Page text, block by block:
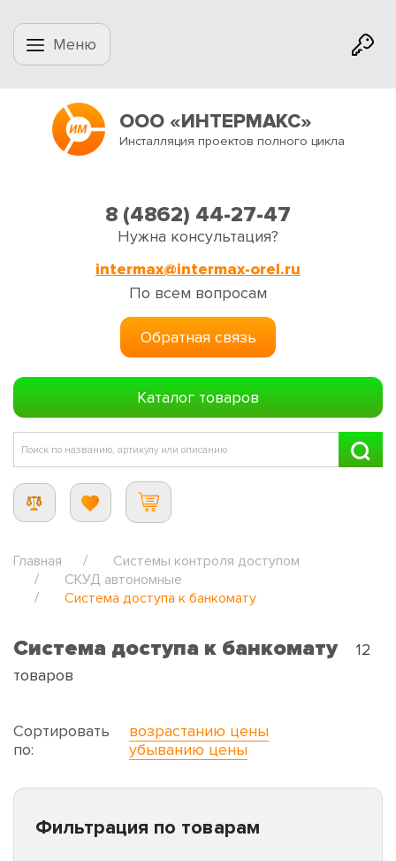
Меню
ООО «ИНТЕРМАКС»
Инсталляция проектов полного цикла
8 (4862) 44-27-47
Нужна консультация?
intermax@intermax-orel.ru
По всем вопросам
Обратная связь
Каталог товаров
Главная
Системы контроля доступом
СКУД автономные
Система доступа к банкомату
Система доступа к банкомату
12
товаров
Сортировать
по:
возрастанию цены
убыванию цены
Фильтрация по товарам